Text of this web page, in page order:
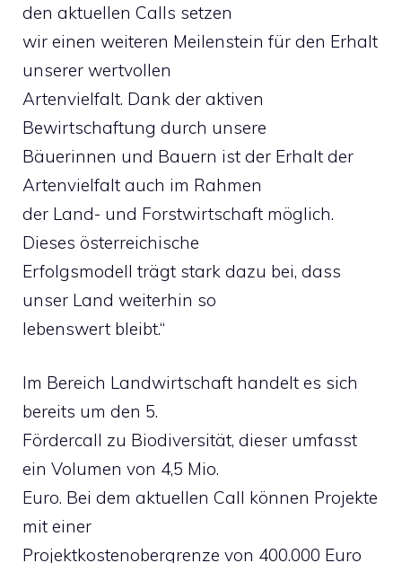
den aktuellen Calls setzen
wir einen weiteren Meilenstein für den Erhalt
unserer wertvollen
Artenvielfalt. Dank der aktiven
Bewirtschaftung durch unsere
Bäuerinnen und Bauern ist der Erhalt der
Artenvielfalt auch im Rahmen
der Land- und Forstwirtschaft möglich.
Dieses österreichische
Erfolgsmodell trägt stark dazu bei, dass
unser Land weiterhin so
lebenswert bleibt.“
Im Bereich Landwirtschaft handelt es sich
bereits um den 5.
Fördercall zu Biodiversität, dieser umfasst
ein Volumen von 4,5 Mio.
Euro. Bei dem aktuellen Call können Projekte
mit einer
Projektkostenobergrenze von 400.000 Euro